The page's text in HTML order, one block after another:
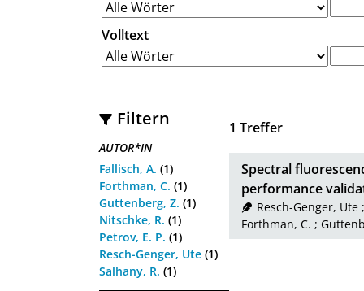
Volltext
Filtern
AUTOR*IN
Fallisch, A. (1)
Forthman, C. (1)
Guttenberg, Z. (1)
Nitschke, R. (1)
Petrov, E. P. (1)
Resch-Genger, Ute (1)
Salhany, R. (1)
1 Treffer
Spectral
performance
Resch-Genger, Ute
Forthman, C. ;